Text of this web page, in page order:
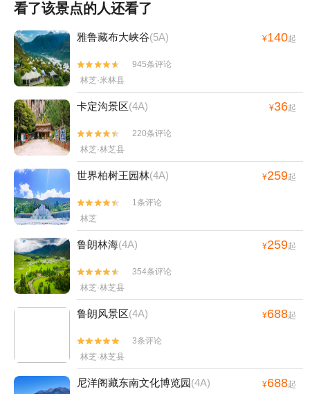
看了该景点的人还看了
雅鲁藏布大峡谷(5A) ¥140起


945条评论
林芝·米林县
卡定沟景区(4A) ¥36起


220条评论
林芝·林芝县
世界柏树王园林(4A) ¥259起


1条评论
林芝
鲁朗林海(4A) ¥259起


354条评论
林芝·林芝县
鲁朗风景区(4A) ¥688起


3条评论
林芝·林芝县
尼洋阁藏东南文化博览园(4A) ¥688起